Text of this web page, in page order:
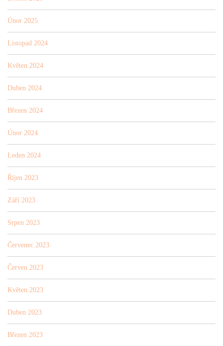
Únor 2025
Listopad 2024
Květen 2024
Duben 2024
Březen 2024
Únor 2024
Leden 2024
Říjen 2023
Září 2023
Srpen 2023
Červenec 2023
Červen 2023
Květen 2023
Duben 2023
Březen 2023